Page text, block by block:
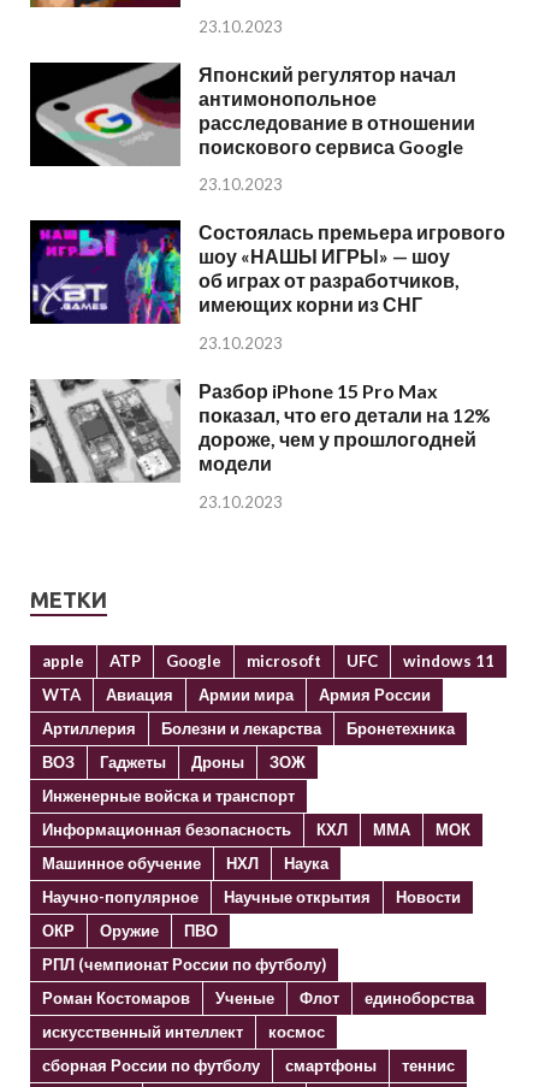
23.10.2023
Японский регулятор начал
антимонопольное
расследование в отношении
поискового сервиса Google
23.10.2023
Состоялась премьера игрового
шоу «НАШЫ ИГРЫ» — шоу
об играх от разработчиков,
имеющих корни из СНГ
23.10.2023
Разбор iPhone 15 Pro Max
показал, что его детали на 12%
дороже, чем у прошлогодней
модели
23.10.2023
МЕТКИ
apple ATP Google microsoft UFC
windows 11
WTA
Авиация Армии мира
Армия России
Артиллерия
Болезни и лекарства
Бронетехника
ВОЗ
Гаджеты Дроны
ЗОЖ
Инженерные войска и транспорт
Информационная безопасность
КХЛ ММА
МОК
Машинное обучение
НХЛ
Наука
Научно-популярное
Научные открытия
Новости
ОКР
Оружие
ПВО
РПЛ (чемпионат России по футболу)
Роман Костомаров
Ученые Флот
единоборства
искусственный интеллект
космос
сборная России по футболу
смартфоны
теннис